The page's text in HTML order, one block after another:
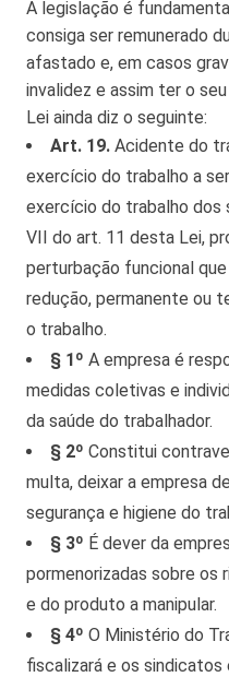
A legislação é
consiga ser remunerado
afastado e, em casos
invalidez e assim ter o
Lei ainda diz o seguinte:
Art. 19. Acidente do
exercício do trabalho a
exercício do trabalho dos
VII do art. 11 desta Lei,
perturbação funcional
redução, permanente ou
o trabalho.
§ 1º A empresa é
medidas coletivas e
da saúde do trabalhador.
§ 2º Constitui
multa, deixar a empresa
segurança e higiene do
§ 3º É dever da
pormenorizadas sobre os
e do produto a manipular.
§ 4º O Ministério do
fiscalizará e os